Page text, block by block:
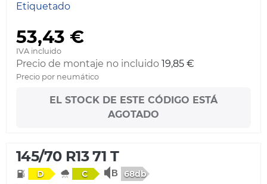
Etiquetado
53,43 €
IVA incluido
Precio de montaje no incluido 19,85 €
Precio por neumático
EL STOCK DE ESTE CÓDIGO ESTÁ
AGOTADO
145/70 R13 71 T
D C 68db